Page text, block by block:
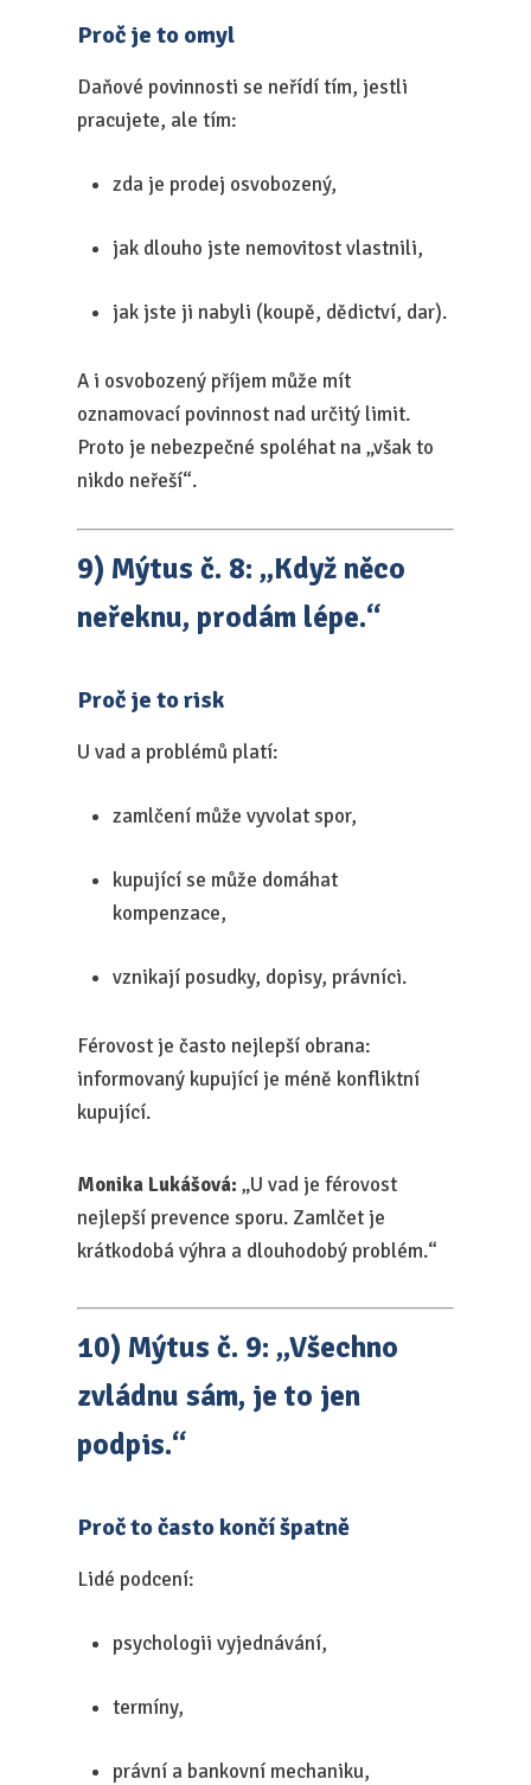
Proč je to omyl
Daňové povinnosti se neřídí tím, jestli
pracujete, ale tím:
zda je prodej osvobozený,
jak dlouho jste nemovitost vlastnili,
jak jste ji nabyli (koupě, dědictví, dar).
A i osvobozený příjem může mít
oznamovací povinnost nad určitý limit.
Proto je nebezpečné spoléhat na „však to
nikdo neřeší“.
9) Mýtus č. 8: „Když něco
neřeknu, prodám lépe.“
Proč je to risk
U vad a problémů platí:
zamlčení může vyvolat spor,
kupující se může domáhat
kompenzace,
vznikají posudky, dopisy, právníci.
Férovost je často nejlepší obrana:
informovaný kupující je méně konfliktní
kupující.
Monika Lukášová: „U vad je férovost
nejlepší prevence sporu. Zamlčet je
krátkodobá výhra a dlouhodobý problém.“
10) Mýtus č. 9: „Všechno
zvládnu sám, je to jen
podpis.“
Proč to často končí špatně
Lidé podcení:
psychologii vyjednávání,
termíny,
právní a bankovní mechaniku,